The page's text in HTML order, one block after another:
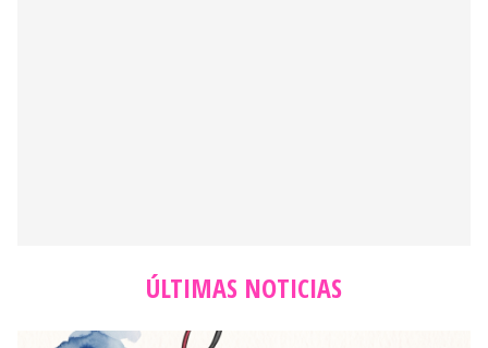
ÚLTIMAS NOTICIAS